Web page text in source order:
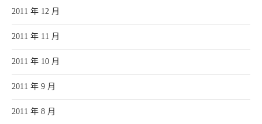
2011 年 12 月
2011 年 11 月
2011 年 10 月
2011 年 9 月
2011 年 8 月